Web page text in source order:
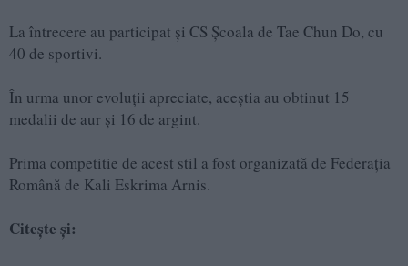
La întrecere au participat și CS Școala de Tae Chun Do, cu
40 de sportivi.
În urma unor evoluții apreciate, aceștia au obtinut 15
medalii de aur și 16 de argint.
Prima competitie de acest stil a fost organizată de Federația
Română de Kali Eskrima Arnis.
Citește și: